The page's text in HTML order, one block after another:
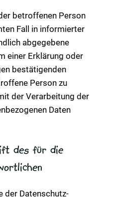
betroffenen Person
Fall in informierter
abgegebene
einer Erklärung oder
bestätigenden
Person zu
der Verarbeitung der
Daten
des für die
der Datenschutz-